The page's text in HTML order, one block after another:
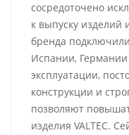
сосредоточено
к выпуску изделий
бренда
Испании,
эксплуатации,
конструкции и
позволяют
изделия VALTEC.